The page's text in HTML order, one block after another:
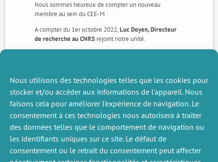
Nous utilisons des technologies telles que les cookies pour
stocker et/ou accéder aux informations de l'appareil. Nous
faisons cela pour améliorer l'expérience de navigation. Le
consentement à ces technologies nous autorisera à traiter
des données telles que le comportement de navigation ou
les identifiants uniques sur ce site. Le défaut de
consentement ou le retrait du consentement peut affecter
Nous sommes heureux de compter un nouveau
membre au sein du CEE-M :
A compter du 1er octobre 2022,Luc Doyen, Directeur
de recherche au CNRS rejoint notre unité.
Consulter la pageGoogle Scholarde Luc Doyen
ACTUALITÉS